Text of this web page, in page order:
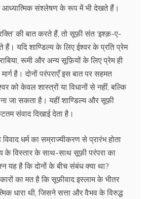
आध्यात्मिक संश्लेषण के रूप में भी देखते हैं।
की बात करते हैं, तो सूफ़ी संत ‘इश्क़-ए-
हैं। यदि शाण्डिल्य के लिए ईश्वर के प्रति प्रेम
रूमी और अन्य सूफ़ियों के लिए प्रेम ही
है। दोनों परंपराएँ इस बात पर सहमत
को केवल शास्त्रों या विधानों से नहीं, बल्कि
जा सकता है। यहीं शाण्डिल्य और सूफ़ी
संवाद दिखाई देता है।
धर्म का सम्राज्यीकरण से प्रारंभ होता
के विस्तार के साथ-साथ सूफ़ी परंपरा का
यह है कि दोनों के बीच संबंध क्या था?
का मत है कि सूफ़ीवाद इस्लाम के भीतर
धारा थी, जिसने सत्ता और वैभव के विरुद्ध